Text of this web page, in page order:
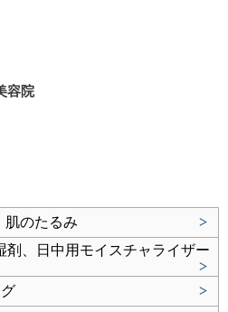
容院
肌のたるみ
>
、日中用モイスチャライザー
>
>